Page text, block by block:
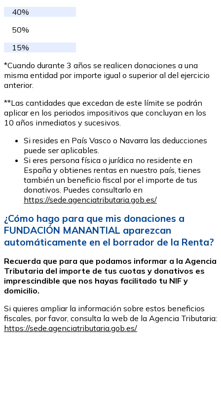
40%
50%
15%
*Cuando durante 3 años se realicen donaciones a una
misma entidad por importe igual o superior al del ejercicio
anterior.
**Las cantidades que excedan de este límite se podrán
aplicar en los periodos impositivos que concluyan en los
10 años inmediatos y sucesivos.
Si resides en País Vasco o Navarra las deducciones
puede ser aplicables.
Si eres persona física o jurídica no residente en
España y obtienes rentas en nuestro país, tienes
también un beneficio fiscal por el importe de tus
donativos. Puedes consultarlo en
https://sede.agenciatributaria.gob.es/
¿Cómo hago para que mis donaciones a
FUNDACIÓN MANANTIAL aparezcan
automáticamente en el borrador de la Renta?
Recuerda que para que podamos informar a la Agencia
Tributaria del importe de tus cuotas y donativos es
imprescindible que nos hayas facilitado tu NIF y
domicilio.
Si quieres ampliar la información sobre estos beneficios
fiscales, por favor, consulta la web de la Agencia Tributaria:
https://sede.agenciatributaria.gob.es/